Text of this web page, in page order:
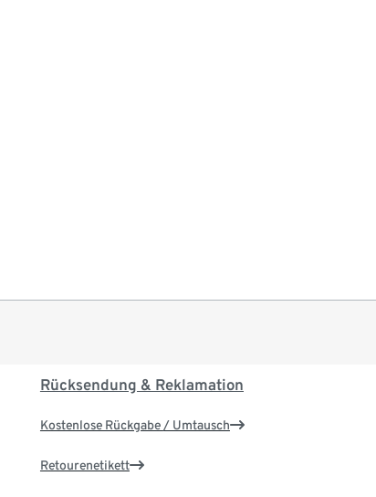
Rücksendung & Reklamation
Kostenlose Rückgabe / Umtausch
Retourenetikett